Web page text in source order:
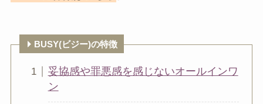
BUSY(ビジー)の特徴
妥協感や罪悪感を感じないオールインワ
ン